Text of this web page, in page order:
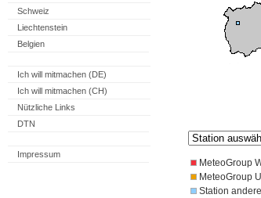
Schweiz
Liechtenstein
Belgien
Ich will mitmachen (DE)
Ich will mitmachen (CH)
Nützliche Links
DTN
Impressum
MeteoGroup
MeteoGroup
Station